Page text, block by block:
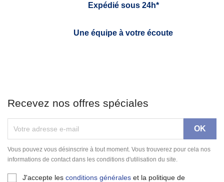
Expédié sous 24h*
Une équipe à votre écoute
Recevez nos offres spéciales
Vous pouvez vous désinscrire à tout moment. Vous trouverez pour cela nos
informations de contact dans les conditions d'utilisation du site.
J'accepte les conditions générales et la politique de